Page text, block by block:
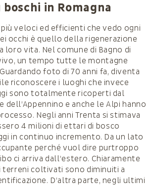
in Romagna
veloci ed efficienti che vedo ogni
occhi è quello della rigenerazione
loro vita. Nel comune di Bagno di
un tempo tutte le montagne
foto di 70 anni fa, diventa
riconoscere i luoghi che invece
sono totalmente ricoperti dal
dell’Appennino e anche le Alpi hanno
Negli anni Trenta si stimava
4 milioni di ettari di bosco
in continuo incremento. Da un lato
perché vuol dire purtroppo
ci arriva dall’estero. Chiaramente
terreni coltivati sono diminuiti a
D’altra parte, negli ultimi